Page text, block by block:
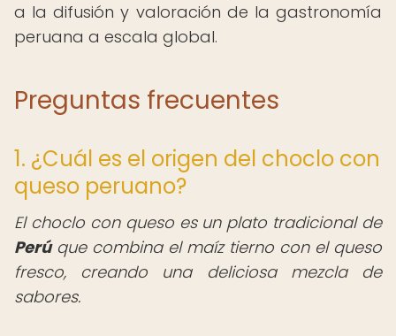
a la difusión y valoración de la gastronomía
peruana a escala global.
Preguntas frecuentes
1. ¿Cuál es el origen del choclo con
queso peruano?
El choclo con queso es un plato tradicional de
Perúque combina el maíz tierno con el queso
fresco, creando una deliciosa mezcla de
sabores.